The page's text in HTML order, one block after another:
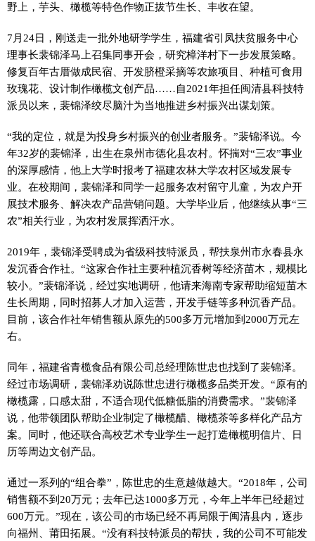
野上，芋头、橄榄等特色作物正拔节生长、丰收在望。
7月24日，刚送走一批外地研学学生，福建省引凤扶贫服务中心
理事长裴锦泽马上召集同事开会，研究樟洋村下一步发展策略。
修复百年古厝做成民宿、开发脐橙采摘等农旅项目、种植可食用
玫瑰花、设计制作橄榄文创产品……自2021年担任闽清县科技特
派员以来，裴锦泽绞尽脑汁为当地推进乡村振兴出谋划策。
“我的定位，就是为投身乡村振兴的创业者服务。”裴锦泽说。今
年32岁的裴锦泽，出生在泉州市德化县农村。怀揣对“三农”事业
的深厚感情，他上大学时报考了福建农林大学农村区域发展专
业。在校期间，裴锦泽和同学一起服务农村留守儿童，为农户开
展技术服务、解决农产品营销问题。大学毕业后，他继续从事“三
农”相关行业，为农村发展挥洒汗水。
2019年，裴锦泽受聘成为省级科技特派员，帮扶泉州市永春县永
发沉香合作社。“这家合作社主要种植沉香树等经济苗木，规模比
较小。”裴锦泽说，经过实地调研，他请来海南专家帮助缩短苗木
生长周期，同时招募人才加入运营，开发手链等多种沉香产品。
目前，该合作社年销售额从原先的500多万元增加到2000万元左
右。
同年，福建省青榄食品有限公司总经理陈世忠也找到了裴锦泽。
经过市场调研，裴锦泽劝说陈世忠进行橄榄多品类开发。“原有的
橄榄露，口感太甜，不适合现代低糖低脂的消费需求。”裴锦泽
说，他带领团队帮助企业制定了橄榄醋、橄榄茶等多样化产品方
案。同时，他还联合高校艺术专业学生一起打造橄榄明信片、日
历等周边文创产品。
通过一系列的“组合拳”，陈世忠的生意越做越大。“2018年，公司
销售额不到20万元；去年已达1000多万元，今年上半年已经超过
600万元。”现在，该公司的市场已经不再局限于闽清县内，逐步
向福州、莆田拓展。“没有科技特派员的帮扶，我的公司不可能发